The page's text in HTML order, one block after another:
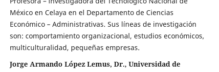
México en Celaya en el Departamento de Ciencias
Económico – Administrativas. Sus líneas de investigación
son: comportamiento organizacional, estudios económicos,
multiculturalidad, pequeñas empresas.
Jorge Armando López Lemus, Dr., Universidad de